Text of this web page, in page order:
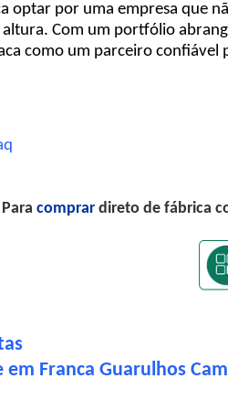
optar por uma empresa que
Com um portfólio
como um parceiro
Para comprardireto de fábrica
Franca Guarulhos